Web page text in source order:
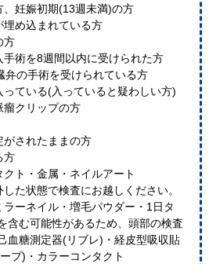
、妊娠初期(13週未満)の方
埋め込まれている方
方
手術を8週間以内に受けられた方
弁の手術を受けられている方
っている(入っていると疑わしい方)
瘤クリップの方
がされたままの方
方
クト・金属・ネイルアート
た状態で検査にお越しください。
ラーネイル・増毛パウダー・1日タ
含む可能性があるため、頭部の検査
血糖測定器(リブレ)・経皮型吸収貼
プ)・カラーコンタクト